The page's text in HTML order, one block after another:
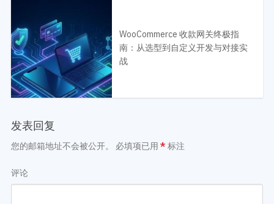
WooCommerce 收款网关终极指
南：从选型到自定义开发与对接实
战
发表回复
您的邮箱地址不会被公开。 必填项已用 * 标注
评论